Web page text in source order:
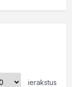
ierakstus